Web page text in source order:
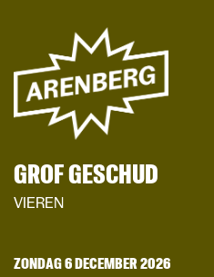
GROF GESCHUD
VIEREN
ZONDAG 6 DECEMBER 2026